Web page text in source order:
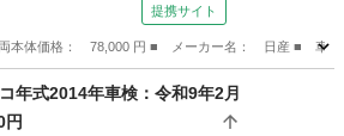
提携サイト
本体価格： 78,000 円 ■ メーカー名： 日産 ■
年式2014年車検：令和9年2月
円